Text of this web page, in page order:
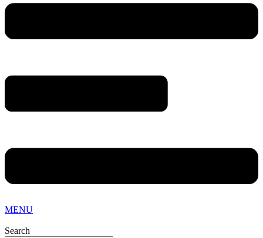
MENU
Search